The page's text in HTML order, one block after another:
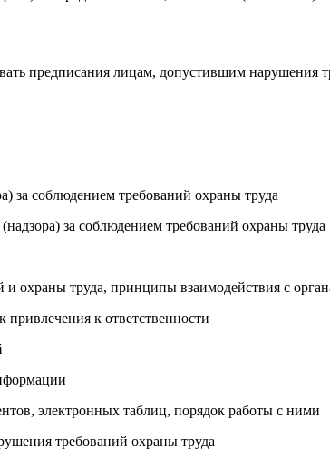
предписания лицам, допустившим нарушения
за соблюдением требований охраны труда
за соблюдением требований охраны труда
охраны труда, принципы взаимодействия с
к ответственности
электронных таблиц, порядок работы с ними
требований охраны труда